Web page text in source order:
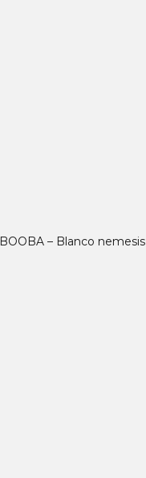
BOOBA – Blanco nemesis